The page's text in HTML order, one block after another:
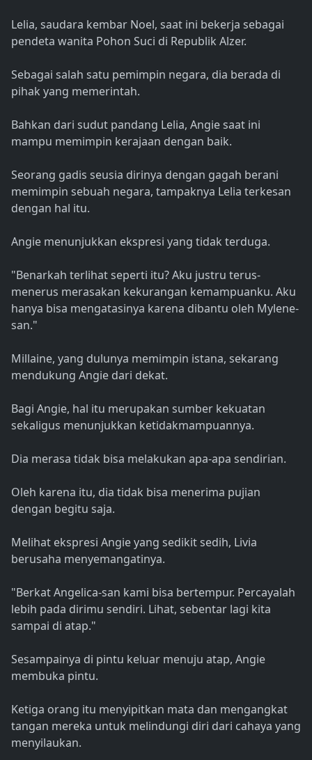
Lelia, saudara kembar Noel, saat ini bekerja sebagai
pendeta wanita Pohon Suci di Republik Alzer.
Sebagai salah satu pemimpin negara, dia berada di
pihak yang memerintah.
Bahkan dari sudut pandang Lelia, Angie saat ini
mampu memimpin kerajaan dengan baik.
Seorang gadis seusia dirinya dengan gagah berani
memimpin sebuah negara, tampaknya Lelia terkesan
dengan hal itu.
Angie menunjukkan ekspresi yang tidak terduga.
"Benarkah terlihat seperti itu? Aku justru terus-
menerus merasakan kekurangan kemampuanku. Aku
hanya bisa mengatasinya karena dibantu oleh Mylene-
san."
Millaine, yang dulunya memimpin istana, sekarang
mendukung Angie dari dekat.
Bagi Angie, hal itu merupakan sumber kekuatan
sekaligus menunjukkan ketidakmampuannya.
Dia merasa tidak bisa melakukan apa-apa sendirian.
Oleh karena itu, dia tidak bisa menerima pujian
dengan begitu saja.
Melihat ekspresi Angie yang sedikit sedih, Livia
berusaha menyemangatinya.
"Berkat Angelica-san kami bisa bertempur. Percayalah
lebih pada dirimu sendiri. Lihat, sebentar lagi kita
sampai di atap."
Sesampainya di pintu keluar menuju atap, Angie
membuka pintu.
Ketiga orang itu menyipitkan mata dan mengangkat
tangan mereka untuk melindungi diri dari cahaya yang
menyilaukan.